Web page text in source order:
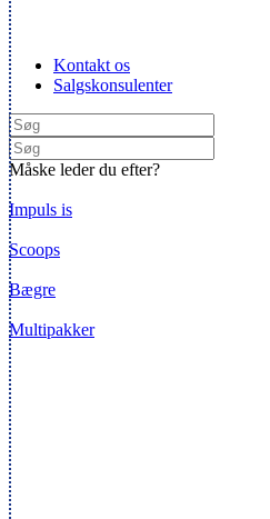
Kontakt os
Salgskonsulenter
Måske leder du efter?
Impuls is
Scoops
Bægre
Multipakker